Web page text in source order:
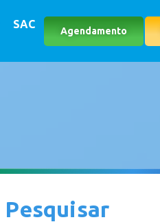
SAC
Agendamento
Pesquisar